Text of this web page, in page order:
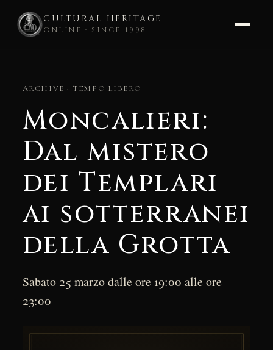
CULTURAL HERITAGE
ONLINE · SINCE 1998
contentARCHIVE · TEMPO LIBERO
Moncalieri:
Dal mistero
dei Templari
ai sotterranei
della Grotta
Sabato 25 marzo dalle ore 19:00 alle ore
23:00